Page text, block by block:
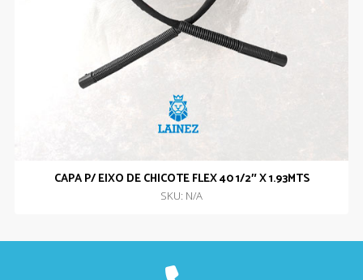
CAPA P/ EIXO DE CHICOTE FLEX 40 1/2″ X 1.93MTS
SKU: N/A